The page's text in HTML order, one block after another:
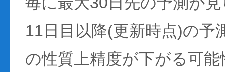
11日目以降(更新時点)の予
の性質上精度が下がる可